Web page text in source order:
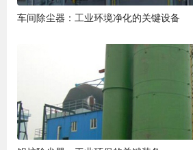
车间除尘器：工业环境净化的关键设备